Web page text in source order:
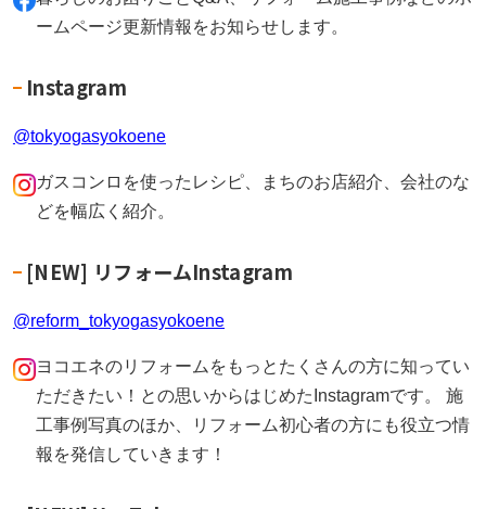
ームページ更新情報をお知らせします。
Instagram
@tokyogasyokoene
ガスコンロを使ったレシピ、まちのお店紹介、会社のな
どを幅広く紹介。
[NEW] リフォームInstagram
@reform_tokyogasyokoene
ヨコエネのリフォームをもっとたくさんの方に知ってい
ただきたい！との思いからはじめたInstagramです。 施
工事例写真のほか、リフォーム初心者の方にも役立つ情
報を発信していきます！